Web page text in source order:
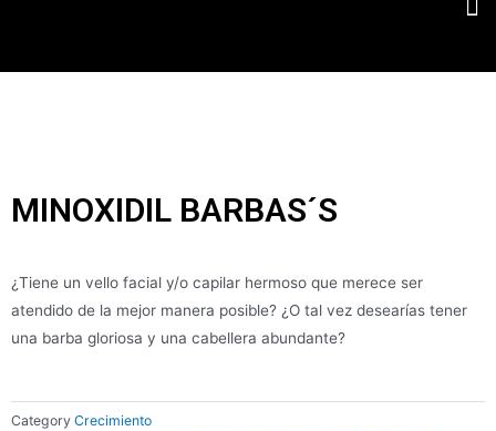
MINOXIDIL BARBAS´S
¿Tiene un vello facial y/o capilar hermoso que merece ser
atendido de la mejor manera posible? ¿O tal vez desearías tener
una barba gloriosa y una cabellera abundante?
Category Crecimiento